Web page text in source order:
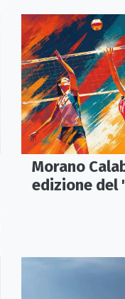
Morano
edizione del